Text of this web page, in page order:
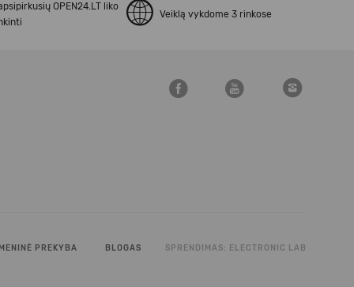
OPEN24.LT liko
Veiklą vykdome 3 rinkose
PREKYBA BLOGAS SPRENDIMAS: ELECTRONIC LAB